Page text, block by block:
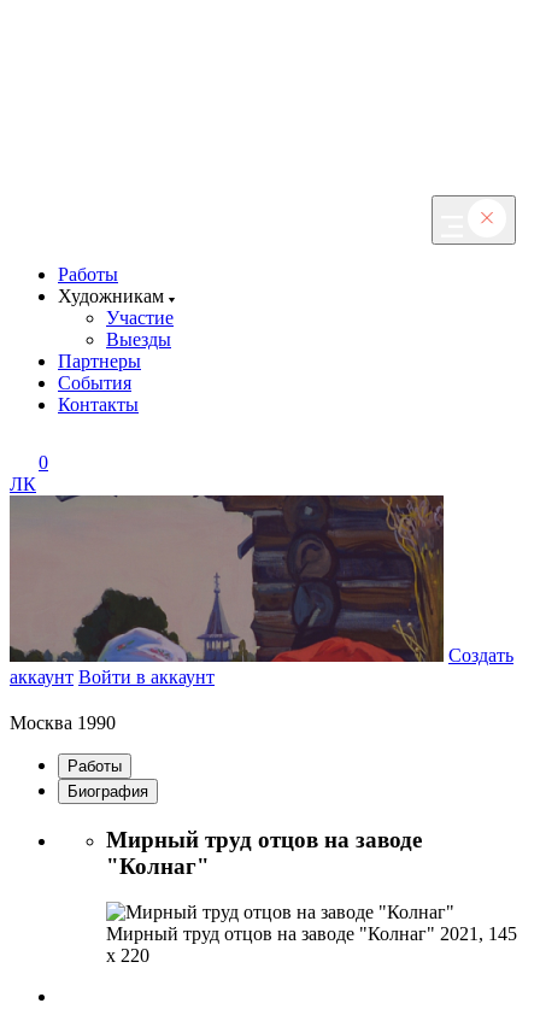
Работы
Художникам
Участие
Выезды
Партнеры
События
Контакты
0
ЛК
Создать
аккаунт Войти в аккаунт
Москва 1990
Работы
Биография
Мирный труд отцов на заводе
"Колнаг"
Мирный труд отцов на заводе "Колнаг" 2021, 145
х 220